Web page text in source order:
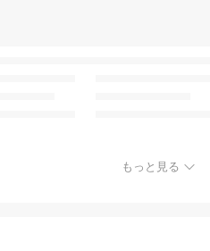
もっと見る